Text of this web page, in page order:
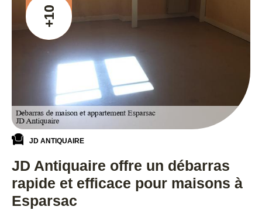
+10
JD ANTIQUAIRE
JD Antiquaire offre un débarras
rapide et efficace pour maisons à
Esparsac